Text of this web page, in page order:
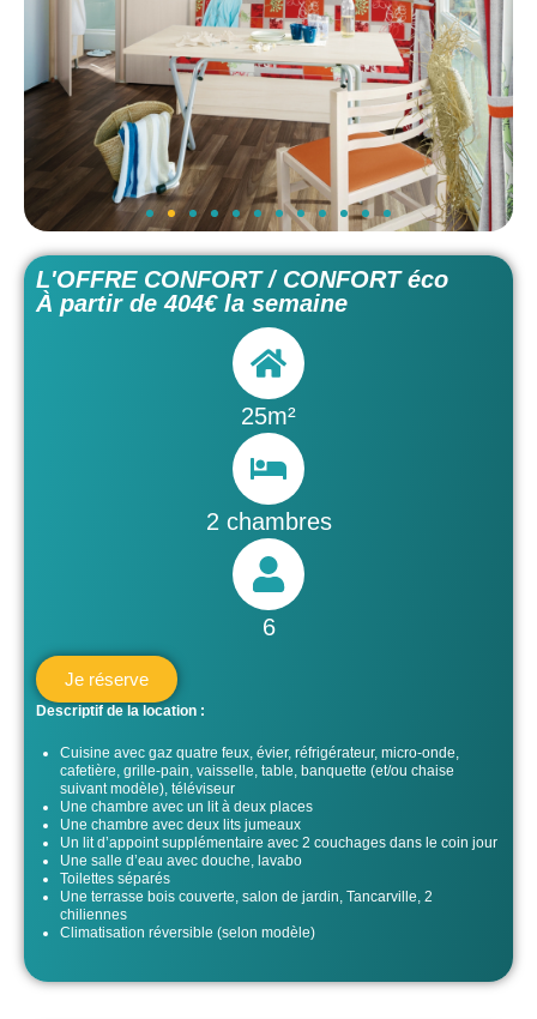
L'OFFRE CONFORT / CONFORT éco
À partir de 404€ la semaine
25m²
2 chambres
6
Je réserve
Descriptif de la location :
Cuisine avec gaz quatre feux, évier, réfrigérateur, micro-onde,
cafetière, grille-pain, vaisselle, table, banquette (et/ou chaise
suivant modèle), téléviseur
Une chambre avec un lit à deux places
Une chambre avec deux lits jumeaux
Un lit d’appoint supplémentaire avec 2 couchages dans le coin jour
Une salle d’eau avec douche, lavabo
Toilettes séparés
Une terrasse bois couverte, salon de jardin, Tancarville, 2
chiliennes
Climatisation réversible (selon modèle)